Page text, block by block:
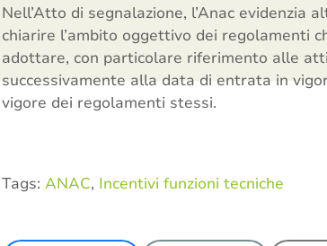
Nell’Atto di segnalazione, l’Anac
chiarire l’ambito oggettivo dei regolamenti
adottare, con particolare riferimento alle
successivamente alla data di entrata in
vigore dei regolamenti stessi.
Tags: ANAC, Incentivi funzioni tecniche